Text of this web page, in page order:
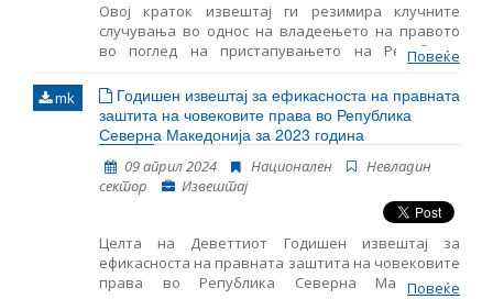
Овој краток извештај ги резимира клучните
случувања во однос на владеењето на правото
во поглед на пристапувањето на Република
Северна Македонија во ЕУ за периодот јануари-
март 2024 година. Во него се дадени резултатите
од следење на основните аспекти за
пристапување во ЕУ, како и главните настани
поврзани со функционирањето на демократските
институции, реформата на јавната
администрација и Поглавјето 23: Судство и
Повеќе
mk
Годишен извештај за ефикасноста на правната
заштита на човековите права во Република
Северна Македонија за 2023 година
09 април 2024 Национален
Невладин
сектор
Извештај
Целта на Деветтиот Годишен извештај за
ефикасноста на правната заштита на човековите
права во Република Северна Македонија
Повеќе